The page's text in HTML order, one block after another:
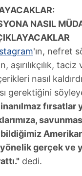
NASIL
'ın, nefret
taciz
nasıl
gerektiğini
fırsatlar
gerçek ve
dedi.